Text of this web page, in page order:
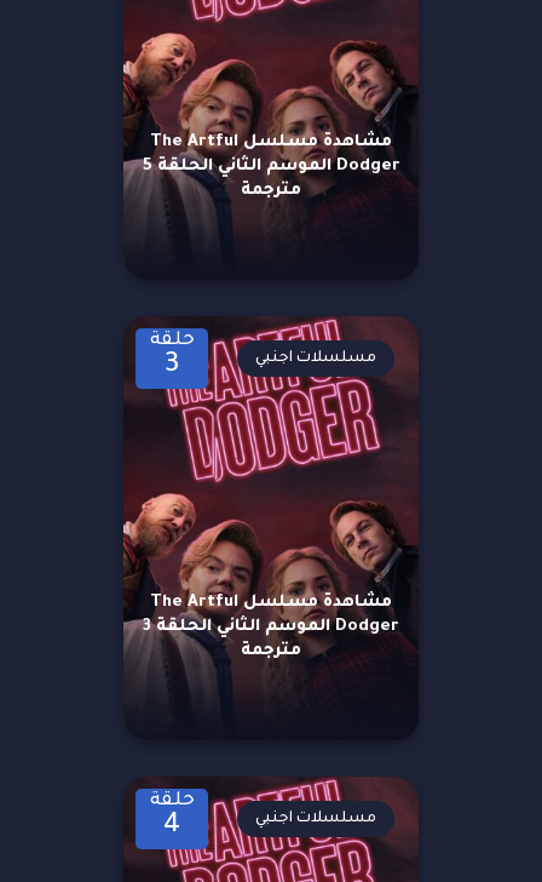
مشاهدة مسلسل The Artful
Dodger الموسم الثاني الحلقة 5
مترجمة
حلقة
3
مشاهدة مسلسل The Artful
Dodger الموسم الثاني الحلقة 3
مترجمة
مسلسلات اجنبي
حلقة
4 مسلسلات اجنبي